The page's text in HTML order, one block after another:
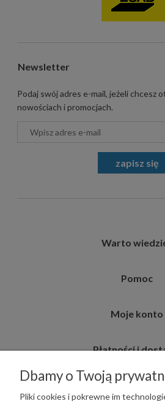
Newsletter
Podaj swój adres e-mail, jeżeli chcesz
nowościach i promocjach.
zapisz się
Warto
Pomoc
Moje konto
Płatności i
Informacje
Dbamy o Twoją
Pliki cookies i pokrewne im